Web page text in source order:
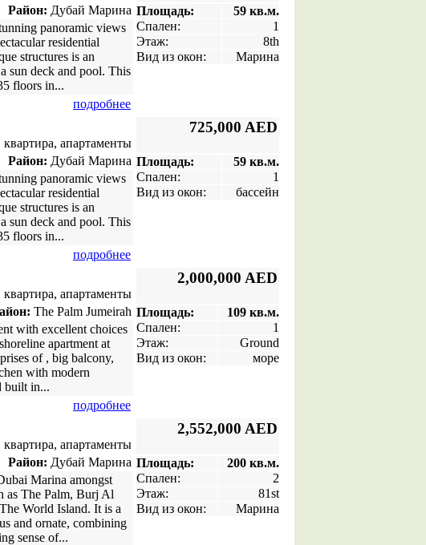
Район: Дубай Марина
panoramic views
residential
structures is an
sun deck and pool. This
floors in...
подробнее
Площадь:
59 кв.м.
Спален:
1
Этаж:
8th
Вид из окон:
Марина
квартира, апартаменты
Район: Дубай Марина
panoramic views
residential
structures is an
sun deck and pool. This
floors in...
подробнее
725,000 AED
Площадь:
59 кв.м.
Спален:
1
Вид из окон:
бассейн
квартира, апартаменты
The Palm Jumeirah
with excellent choices
apartment at
of , big balcony,
with modern
built in...
подробнее
2,000,000 AED
Площадь:
109 кв.м.
Спален:
1
Этаж:
Ground
Вид из окон:
море
квартира, апартаменты
Район: Дубай Марина
Marina amongst
as The Palm, Burj Al
World Island. It is a
and ornate, combining
sense of...
2,552,000 AED
Площадь:
200 кв.м.
Спален:
2
Этаж:
81st
Вид из окон:
Марина